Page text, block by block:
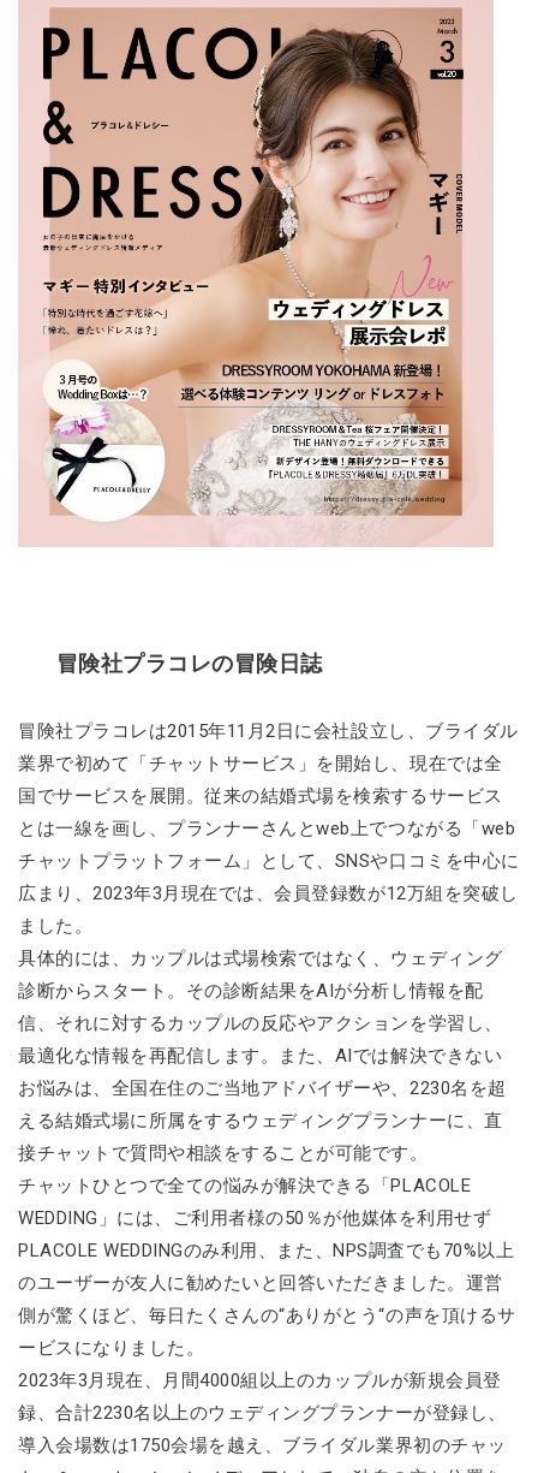
冒険社プラコレの冒険日誌
冒険社プラコレは2015年11月2日に会社設立し、ブライダル
業界で初めて「チャットサービス」を開始し、現在では全
国でサービスを展開。従来の結婚式場を検索するサービス
とは一線を画し、プランナーさんとweb上でつながる「web
チャットプラットフォーム」として、SNSや口コミを中心に
広まり、2023年3月現在では、会員登録数が12万組を突破し
ました。
具体的には、カップルは式場検索ではなく、ウェディング
診断からスタート。その診断結果をAIが分析し情報を配
信、それに対するカップルの反応やアクションを学習し、
最適化な情報を再配信します。また、AIでは解決できない
お悩みは、全国在住のご当地アドバイザーや、2230名を超
える結婚式場に所属をするウェディングプランナーに、直
接チャットで質問や相談をすることが可能です。
チャットひとつで全ての悩みが解決できる「PLACOLE
WEDDING」には、ご利用者様の50％が他媒体を利用せず
PLACOLE WEDDINGのみ利用、また、NPS調査でも70%以上
のユーザーが友人に勧めたいと回答いただきました。運営
側が驚くほど、毎日たくさんの“ありがとう“の声を頂けるサ
ービスになりました。
2023年3月現在、月間4000組以上のカップルが新規会員登
録、合計2230名以上のウェディングプランナーが登録し、
導入会場数は1750会場を越え、ブライダル業界初のチャッ